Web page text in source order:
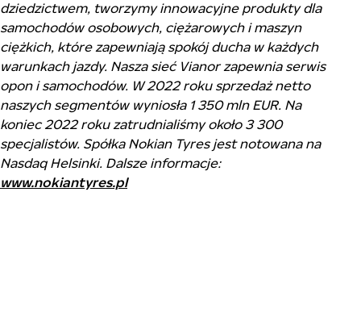
dziedzictwem, tworzymy innowacyjne produkty dla
samochodów osobowych, ciężarowych i maszyn
ciężkich, które zapewniają spokój ducha w każdych
warunkach jazdy. Nasza sieć Vianor zapewnia serwis
opon i samochodów. W 2022 roku sprzedaż netto
naszych segmentów wyniosła 1 350 mln EUR. Na
koniec 2022 roku zatrudnialiśmy około 3 300
specjalistów. Spółka Nokian Tyres jest notowana na
Nasdaq Helsinki. Dalsze informacje:
www.nokiantyres.pl